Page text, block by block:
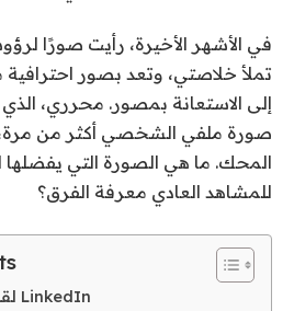
في الأشهر الأخيرة، رأيت صورًا
تملأ خلاصتي، وتعد بصور
إلى الاستعانة بمصور. محرري،
صورة ملفي الشخصي أكثر من مرة،
المحك. ما هي الصورة التي
للمشاهد العادي معرفة الفرق؟
لقد طلبت تعليقات على LinkedIn